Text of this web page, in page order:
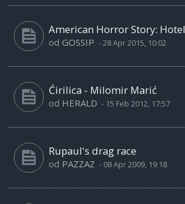
American Horror Story: Hotel
od GOSSIP -28 Apr 2015, 10:02
Ćirilica - Milomir Marić
od HERALD - 15 Feb 2012, 17:57
Rupaul's drag race
od PAZZAZ - 08 Apr 2009, 19:18